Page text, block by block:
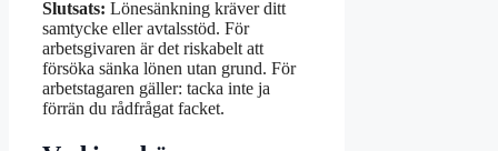
Slutsats: Lönesänkning kräver ditt
samtycke eller avtalsstöd. För
arbetsgivaren är det riskabelt att
försöka sänka lönen utan grund. För
arbetstagaren gäller: tacka inte ja
förrän du rådfrågat facket.